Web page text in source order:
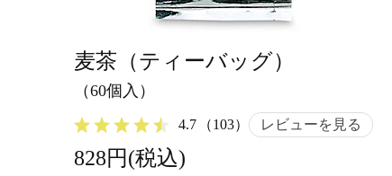
麦茶（ティーバッグ）
（60個入）
4.7 （103） レビューを見る
828円(税込)